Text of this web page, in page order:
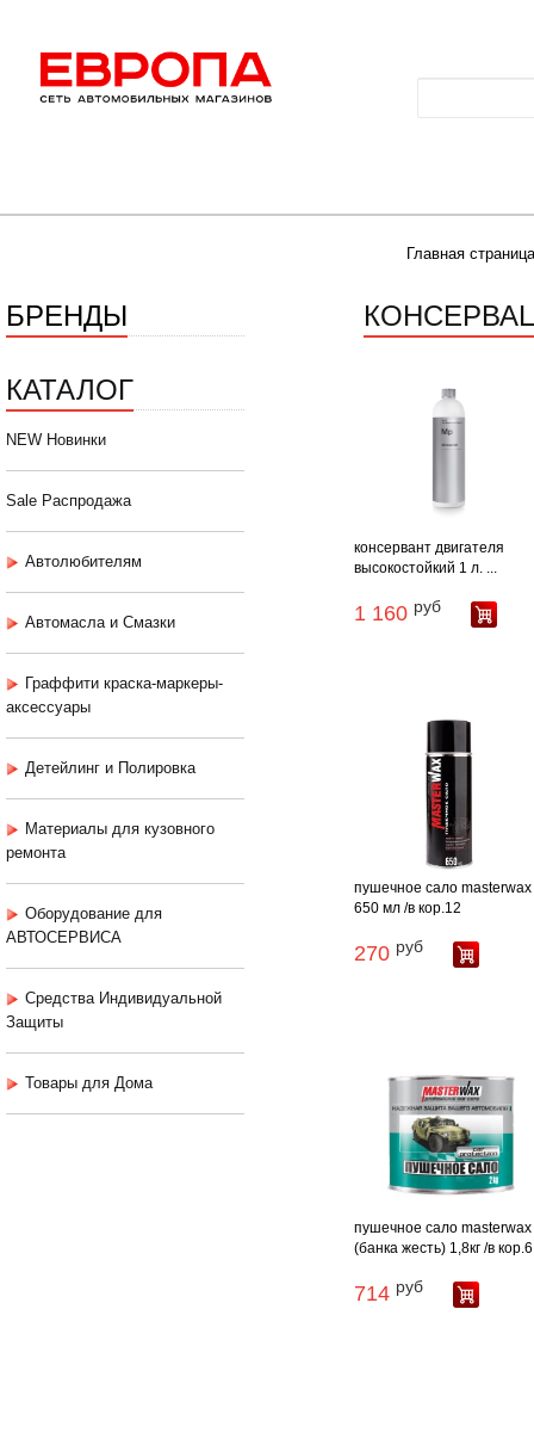
Главная страница
БРЕНДЫ
КАТАЛОГ
NEW Новинки
Sale Распродажа
Автолюбителям
Автомасла и Смазки
Граффити краска-маркеры-
аксессуары
Детейлинг и Полировка
Материалы для кузовного
ремонта
Оборудование для
АВТОСЕРВИСА
Средства Индивидуальной
Защиты
Товары для Дома
консервант двигателя
высокостойкий 1 л. ...
1 160 руб
пушечное сало masterwax
650 мл /в кор.12
270 руб
пушечное сало masterwax
(банка жесть) 1,8кг /в кор.6
714 руб